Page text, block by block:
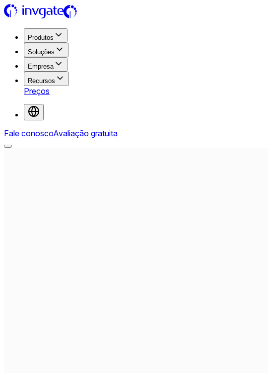
Produtos
Soluções
Empresa
Recursos
Preços
Fale conoscoAvaliação gratuita